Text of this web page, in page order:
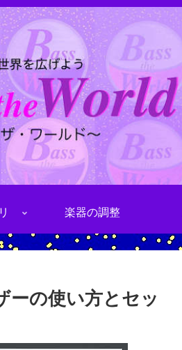
楽器の調整
ーの使い方とセッ